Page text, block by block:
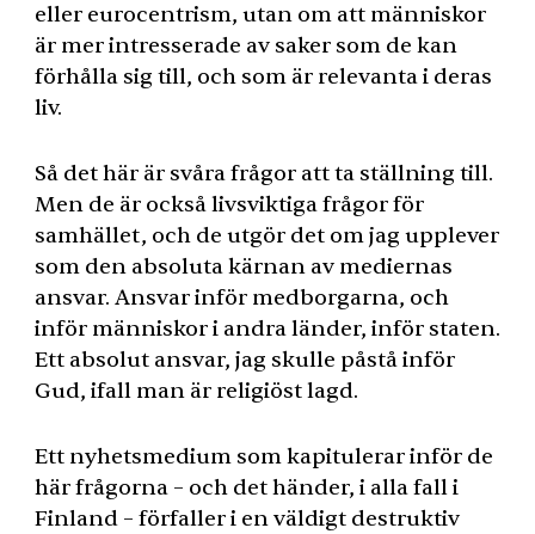
eller eurocentrism, utan om att människor
är mer intresserade av saker som de kan
förhålla sig till, och som är relevanta i deras
liv.
Så det här är svåra frågor att ta ställning till.
Men de är också livsviktiga frågor för
samhället, och de utgör det om jag upplever
som den absoluta kärnan av mediernas
ansvar. Ansvar inför medborgarna, och
inför människor i andra länder, inför staten.
Ett absolut ansvar, jag skulle påstå inför
Gud, ifall man är religiöst lagd.
Ett nyhetsmedium som kapitulerar inför de
här frågorna – och det händer, i alla fall i
Finland – förfaller i en väldigt destruktiv